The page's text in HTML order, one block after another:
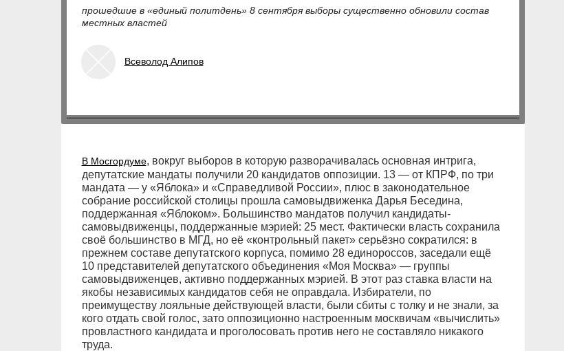
прошедшие в «единый политдень» 8 сентября выборы существенно обновили состав
местных властей
Всеволод Алипов
В Мосгордуме, вокруг выборов в которую разворачивалась основная интрига,
депутатские мандаты получили 20 кандидатов оппозиции. 13 — от КПРФ, по три
мандата — у «Яблока» и «Справедливой России», плюс в законодательное
собрание российской столицы прошла самовыдвиженка Дарья Беседина,
поддержанная «Яблоком». Большинство мандатов получил кандидаты-
самовыдвиженцы, поддержанные мэрией: 25 мест. Фактически власть сохранила
своё большинство в МГД, но её «контрольный пакет» серьёзно сократился: в
прежнем составе депутатского корпуса, помимо 28 единороссов, заседали ещё
10 представителей депутатского объединения «Моя Москва» — группы
самовыдвиженцев, активно поддержанных мэрией. В этот раз ставка власти на
якобы независимых кандидатов себя не оправдала. Избиратели, по
преимуществу лояльные действующей власти, были сбиты с толку и не знали, за
кого отдать свой голос, зато оппозиционно настроенным москвичам «вычислить»
провластного кандидата и проголосовать против него не составляло никакого
труда.